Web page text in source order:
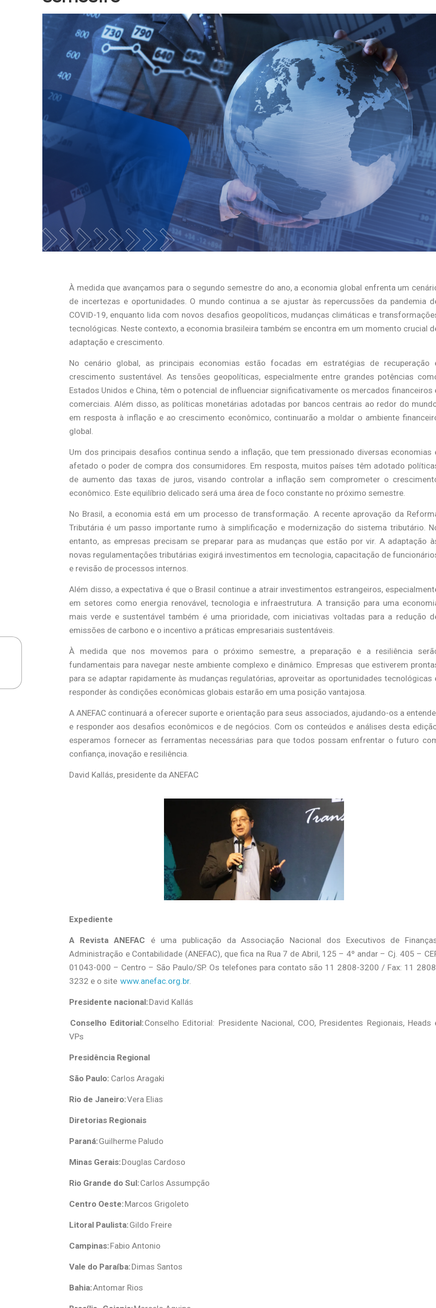
À medida que avançamos para o segundo semestre do ano, a economia global enfrenta um
de incertezas e oportunidades. O mundo continua a se ajustar às repercussões da pandemia
COVID-19, enquanto lida com novos desafios geopolíticos, mudanças climáticas e
tecnológicas. Neste contexto, a economia brasileira também se encontra em um momento crucial
adaptação e crescimento.
No cenário global, as principais economias estão focadas em estratégias de recuperação
crescimento sustentável. As tensões geopolíticas, especialmente entre grandes potências
Estados Unidos e China, têm o potencial de influenciar significativamente os mercados financeiros
comerciais. Além disso, as políticas monetárias adotadas por bancos centrais ao redor do
em resposta à inflação e ao crescimento econômico, continuarão a moldar o ambiente
global.
Um dos principais desafios continua sendo a inflação, que tem pressionado diversas economias
afetado o poder de compra dos consumidores. Em resposta, muitos países têm adotado
de aumento das taxas de juros, visando controlar a inflação sem comprometer o
econômico. Este equilíbrio delicado será uma área de foco constante no próximo semestre.
No Brasil, a economia está em um processo de transformação. A recente aprovação da
Tributária é um passo importante rumo à simplificação e modernização do sistema tributário.
entanto, as empresas precisam se preparar para as mudanças que estão por vir. A adaptação
novas regulamentações tributárias exigirá investimentos em tecnologia, capacitação de
e revisão de processos internos.
Além disso, a expectativa é que o Brasil continue a atrair investimentos estrangeiros,
em setores como energia renovável, tecnologia e infraestrutura. A transição para uma
mais verde e sustentável também é uma prioridade, com iniciativas voltadas para a redução
emissões de carbono e o incentivo a práticas empresariais sustentáveis.
À medida que nos movemos para o próximo semestre, a preparação e a resiliência
fundamentais para navegar neste ambiente complexo e dinâmico. Empresas que estiverem
para se adaptar rapidamente às mudanças regulatórias, aproveitar as oportunidades tecnológicas
responder às condições econômicas globais estarão em uma posição vantajosa.
A ANEFAC continuará a oferecer suporte e orientação para seus associados, ajudando-os a
e responder aos desafios econômicos e de negócios. Com os conteúdos e análises desta
esperamos fornecer as ferramentas necessárias para que todos possam enfrentar o futuro
confiança, inovação e resiliência.
David Kallás, presidente da ANEFAC
Expediente
A Revista ANEFAC
é uma publicação da Associação Nacional dos Executivos de
Administração e Contabilidade (ANEFAC), que fica na Rua 7 de Abril, 125 – 4º andar – Cj. 405 –
01043-000 – Centro – São Paulo/SP. Os telefones para contato são 11 2808-3200 / Fax: 11
3232 e o site www.anefac.org.br.
Presidente nacional:David Kallás
Conselho Editorial:Conselho Editorial: Presidente Nacional, COO, Presidentes Regionais, Heads
VPs
Presidência Regional
São Paulo: Carlos Aragaki
Rio de Janeiro:Vera Elias
Diretorias Regionais
Paraná:Guilherme Paludo
Minas Gerais:Douglas Cardoso
Rio Grande do Sul:Carlos Assumpção
Centro Oeste:Marcos Grigoleto
Litoral Paulista:Gildo Freire
Campinas:Fabio Antonio
Vale do Paraíba:Dimas Santos
Bahia:Antomar Rios